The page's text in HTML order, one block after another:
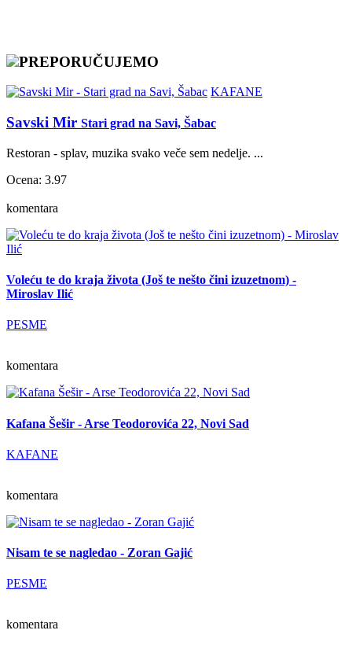
PREPORUČUJEMO
KAFANE
Savski Mir Stari grad na Savi, Šabac
Restoran - splav, muzika svako veče sem nedelje. ...
Ocena: 3.97
komentara
Voleću te do kraja života (Još te nešto čini izuzetnom) -
Miroslav Ilić
PESME
komentara
Kafana Šešir - Arse Teodorovića 22, Novi Sad
KAFANE
komentara
Nisam te se nagledao - Zoran Gajić
PESME
komentara